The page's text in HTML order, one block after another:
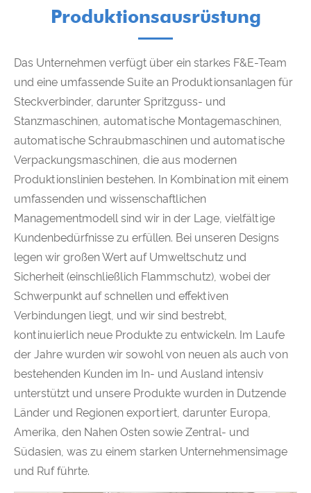
Produktionsausrüstung
Das Unternehmen verfügt über ein starkes F&E-Team
und eine umfassende Suite an Produktionsanlagen für
Steckverbinder, darunter Spritzguss- und
Stanzmaschinen, automatische Montagemaschinen,
automatische Schraubmaschinen und automatische
Verpackungsmaschinen, die aus modernen
Produktionslinien bestehen. In Kombination mit einem
umfassenden und wissenschaftlichen
Managementmodell sind wir in der Lage, vielfältige
Kundenbedürfnisse zu erfüllen. Bei unseren Designs
legen wir großen Wert auf Umweltschutz und
Sicherheit (einschließlich Flammschutz), wobei der
Schwerpunkt auf schnellen und effektiven
Verbindungen liegt, und wir sind bestrebt,
kontinuierlich neue Produkte zu entwickeln. Im Laufe
der Jahre wurden wir sowohl von neuen als auch von
bestehenden Kunden im In- und Ausland intensiv
unterstützt und unsere Produkte wurden in Dutzende
Länder und Regionen exportiert, darunter Europa,
Amerika, den Nahen Osten sowie Zentral- und
Südasien, was zu einem starken Unternehmensimage
und Ruf führte.